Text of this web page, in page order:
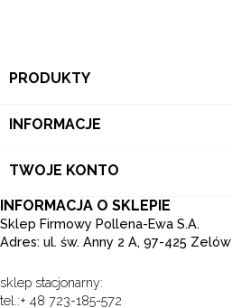
PRODUKTY
INFORMACJE
TWOJE KONTO
INFORMACJA O SKLEPIE
Sklep Firmowy Pollena-Ewa S.A.
Adres: ul. św. Anny 2 A, 97-425 Zelów
sklep stacjonarny:
tel.:+ 48 723-185-572